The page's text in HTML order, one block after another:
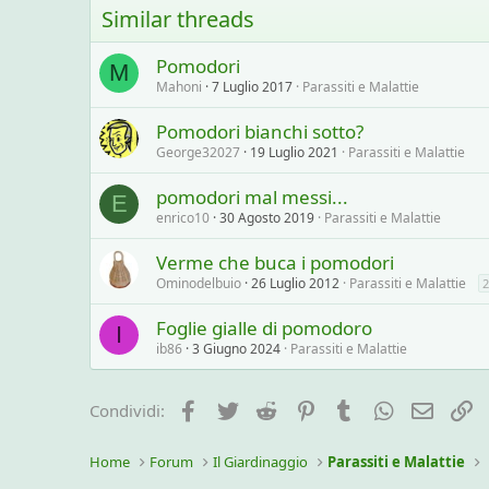
Similar threads
M Pomodori
Mahoni 7 Luglio 2017 Parassiti e Malattie
Pomodori bianchi sotto?
George32027 19 Luglio 2021 Parassiti e Malattie
E pomodori mal messi...
enrico10 30 Agosto 2019 Parassiti e Malattie
Verme che buca i pomodori
Ominodelbuio 26 Luglio 2012 Parassiti e Malattie 2
I Foglie gialle di pomodoro
ib86 3 Giugno 2024 Parassiti e Malattie
Condividi: Facebook
Twitter Reddit PinterestTumblr WhatsApp
e-mail
Home Forum Il Giardinaggio Parassiti e Malattie